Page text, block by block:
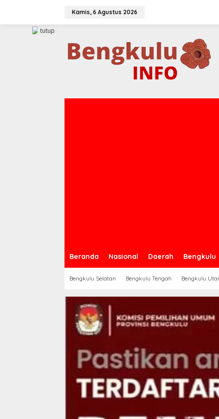
Kamis, 6 Agustus 2026
Beranda Nasional Daerah Bengkulu
Bengkulu Selatan Bengkulu Tengah Bengkulu
tutup